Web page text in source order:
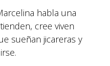
habla una
cree viven
sueñan jicareras y